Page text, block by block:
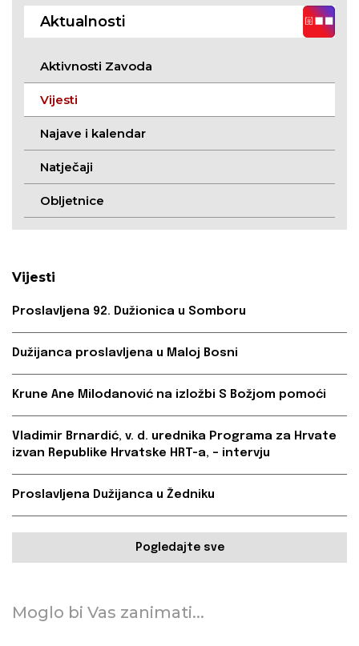
jezika i književnosti
Aktualnosti
Aktivnosti Zavoda
Vijesti
Najave i kalendar
Natječaji
Obljetnice
Vijesti
Proslavljena 92. Dužionica u Somboru
Dužijanca proslavljena u Maloj Bosni
Krune Ane Milodanović na izložbi S Božjom pomoći
Vladimir Brnardić, v. d. urednika Programa za Hrvate
izvan Republike Hrvatske HRT-a, – intervju
Proslavljena Dužijanca u Žedniku
Pogledajte sve
Moglo bi Vas zanimati...